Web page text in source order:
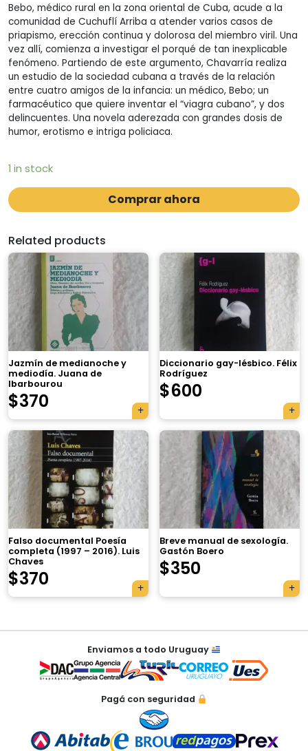
Bebo, médico rural en la zona oriental de Cuba, acude a la
comunidad de Cuchuflí Arriba a atender varios casos de
priapismo, erección continua y dolorosa del miembro viril. Una
vez allí, comienza a investigar el porqué de tan inexplicable
fenómeno. Partiendo de este argumento, Chavarría realiza
un estudio de la sociedad cubana a través de la relación
entre cuatro amigos de la infancia: un médico, Bebo; un
farmacéutico que quiere inventar el “viagra cubano”, y dos
delincuentes. Una novela aderezada con grandes dosis de
humor, erotismo e intriga policiaca.
1 in stock
Comprar ahora
Related products
Jazmín de medianoche y
mediodía. Juana de
Ibarbourou
$370
Diccionario gay-lésbico. Félix
Rodríguez
$600
Falso documental Poesía
completa (1997 – 2016). Luis
Chaves
$370
Breve manual de sexología.
Gastón Boero
$350
Navegación
entradas
Enviamos a todo Uruguay
Pagá con seguridad
×
Tu carrito está vacío.
automáticamente.